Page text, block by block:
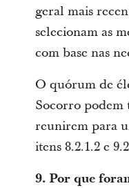
geral mais
selecionam as
com base nas
O quórum de
Socorro podem
reunirem para
itens 8.2.1.2 e
9. Por que